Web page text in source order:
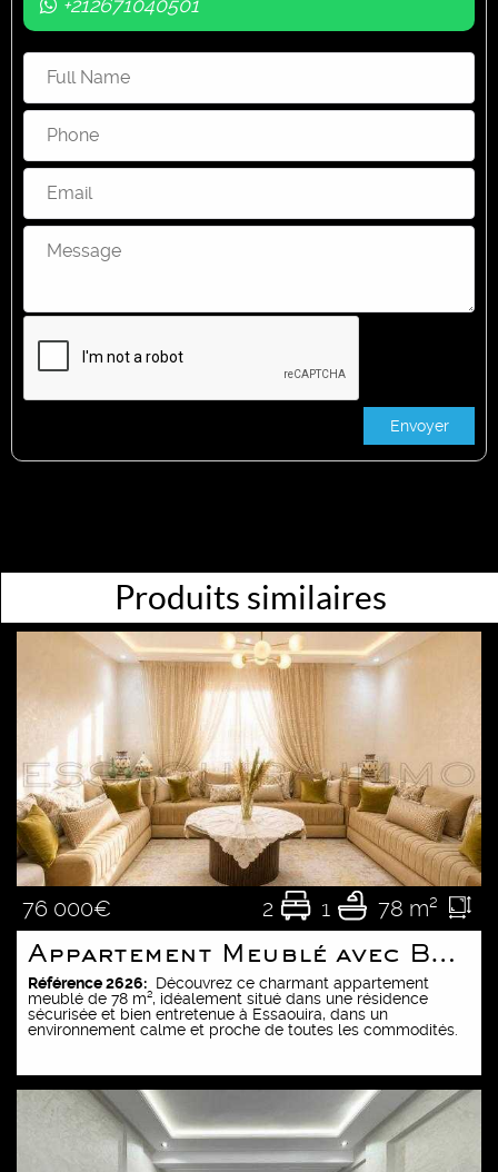
+212671040501
Produits similaires
76 000€ 2 1 78 m²
Appartement Meublé avec Balcon dans Résidence Sécurisée
Référence 2626: Découvrez ce charmant appartement
meublé de 78 m², idéalement situé dans une résidence
sécurisée et bien entretenue à Essaouira, dans un
environnement calme et proche de toutes les commodités.